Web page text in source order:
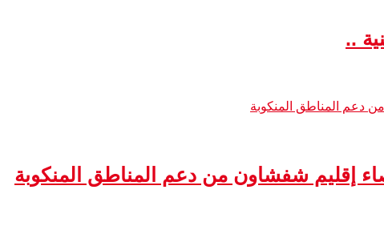
..
إقليم شفشاون من دعم المناطق المنكوبة